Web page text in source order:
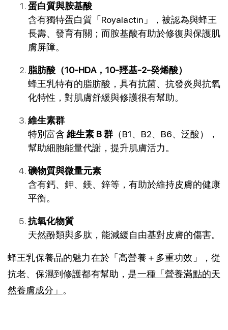
蛋白質與胺基酸
含有獨特蛋白質「Royalactin」，被認為與蜂王
長壽、發育有關；而胺基酸有助於修復與保護肌
膚屏障。
脂肪酸（10-HDA，10-羥基-2-癸烯酸）
蜂王乳特有的脂肪酸，具有抗菌、抗發炎與抗氧
化特性，對肌膚舒緩與修護很有幫助。
維生素群
特別富含 維生素 B 群 （B1、B2、B6、泛酸），
幫助細胞能量代謝，提升肌膚活力。
礦物質與微量元素
含有鈣、鉀、鎂、鋅等，有助於維持皮膚的健康
平衡。
抗氧化物質
天然酚類與多肽，能減緩自由基對皮膚的傷害。
蜂王乳保養品的魅力在於「高營養＋多重功效」，從
抗老、保濕到修護都有幫助，是一種「營養滿點的天
然養膚成分」 。